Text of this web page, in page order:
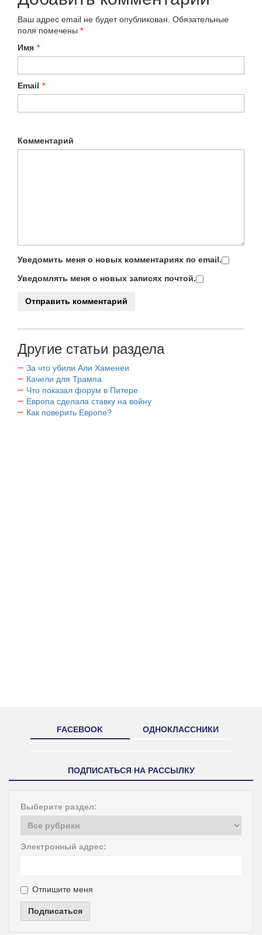
Ваш адрес email не будет опубликован. Обязательные
поля помечены *
Имя *
Email *
Комментарий
Уведомить меня о новых комментариях по email.
Уведомлять меня о новых записях почтой.
Другие статьи раздела
За что убили Али Хаменеи
Качели для Трампа
Что показал форум в Питере
Европа сделала ставку на войну
Как поверить Европе?
FACEBOOK ОДНОКЛАССНИКИ
ПОДПИСАТЬСЯ НА РАССЫЛКУ
Выберите раздел:
Электронный адрес:
Отпишите меня
Подписаться